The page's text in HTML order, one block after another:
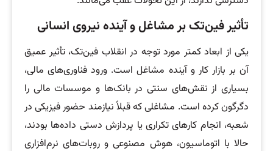
تأثیر فین‌تک بر مشاغل و آینده نیروی انسانی
یکی از ابعاد کمتر مورد توجه در انقلاب فین‌تک، تأثیر عمیق
آن بر بازار کار و آینده مشاغل است. ورود فناوری‌های مالی،
بسیاری از نقش‌های سنتی در بانک‌ها و موسسات مالی را
دگرگون کرده است. مشاغلی که قبلاً نیازمند حضور فیزیکی در
شعبه، انجام کارهای تکراری یا پردازش دستی داده‌ها بودند،
حالا با اتوماسیون، هوش مصنوعی و روبات‌های نرم‌افزاری